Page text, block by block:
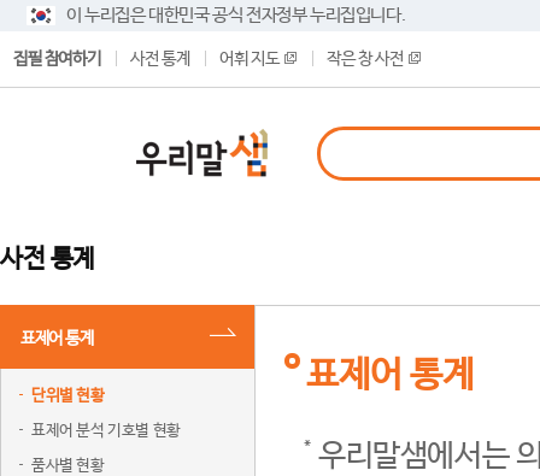
이 누리집은 대한민국 공식 전자정부 누리집입니다.
집필 참여하기 사전 통계 어휘 지도 작은 창 사전
사전 통계
표제어 통계
단위별 현황
표제어 분석 기호별 현황
품사별 현황
표제어 통계
우리말샘에서는